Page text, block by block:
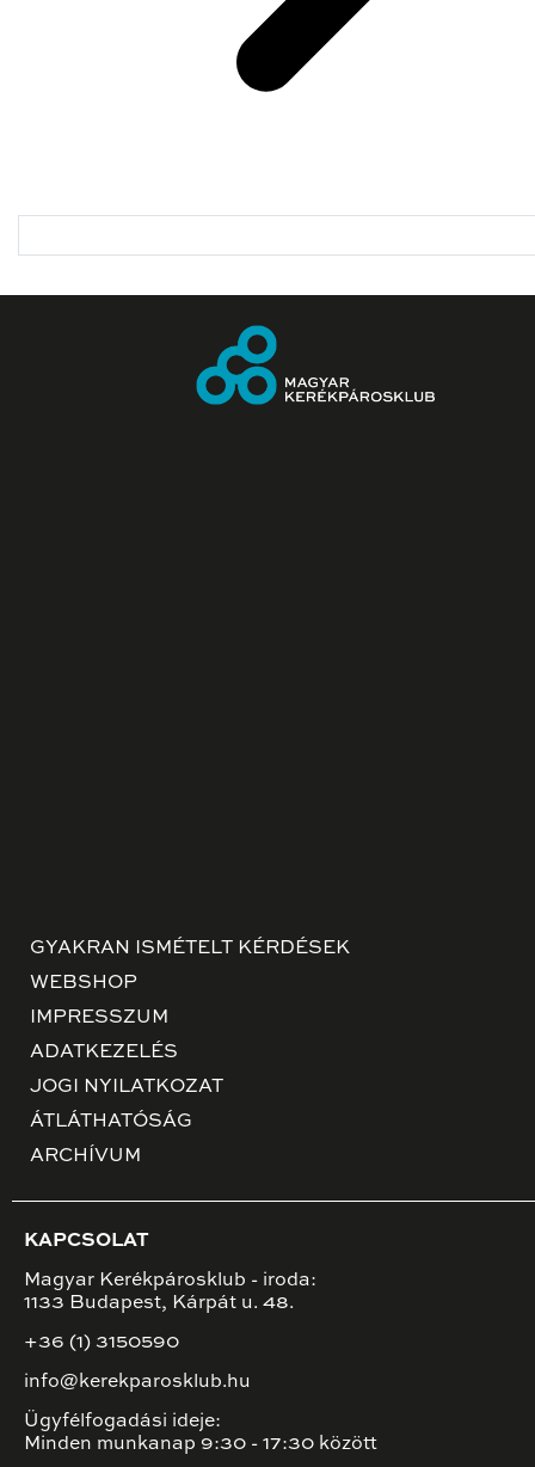
GYAKRAN ISMÉTELT KÉRDÉSEK
WEBSHOP
IMPRESSZUM
ADATKEZELÉS
JOGI NYILATKOZAT
ÁTLÁTHATÓSÁG
ARCHÍVUM
KAPCSOLAT
Magyar Kerékpárosklub - iroda:
1133 Budapest, Kárpát u. 48.
+36 (1) 3150590
info@kerekparosklub.hu
Ügyfélfogadási ideje:
Minden munkanap 9:30 - 17:30 között